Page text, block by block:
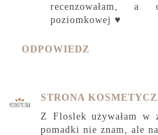
recenzowałam, a
poziomkowej ♥
ODPOWIEDZ
STRONA
Z Floslek używałam w
pomadki nie znam, ale